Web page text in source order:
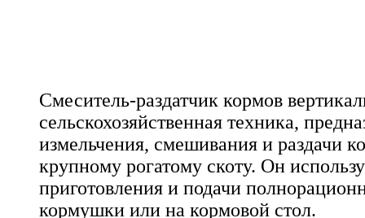
Смеситель-раздатчик кормов
сельскохозяйственная техника,
измельчения, смешивания и раздачи
крупному рогатому скоту. Он
приготовления и подачи
кормушки или на кормовой стол.